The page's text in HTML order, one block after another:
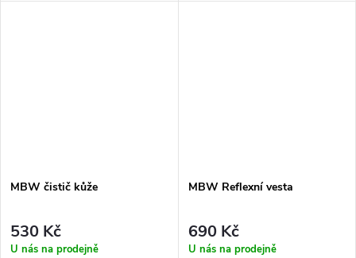
MBW čistič kůže
530 Kč
U nás na prodejně
MBW Reflexní vesta
690 Kč
U nás na prodejně